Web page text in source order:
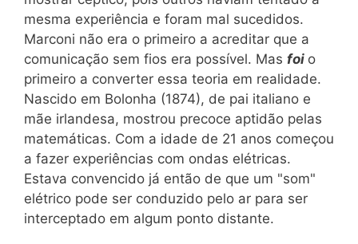
mesma experiência e foram mal sucedidos.
Marconi não era o primeiro a acreditar que a
comunicação sem fios era possível. Mas foi o
primeiro a converter essa teoria em realidade.
Nascido em Bolonha (1874), de pai italiano e
mãe irlandesa, mostrou precoce aptidão pelas
matemáticas. Com a idade de 21 anos começou
a fazer experiências com ondas elétricas.
Estava convencido já então de que um "som"
elétrico pode ser conduzido pelo ar para ser
interceptado em algum ponto distante.